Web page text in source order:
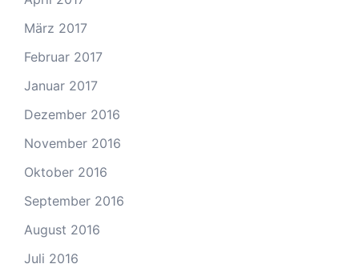
März 2017
Februar 2017
Januar 2017
Dezember 2016
November 2016
Oktober 2016
September 2016
August 2016
Juli 2016